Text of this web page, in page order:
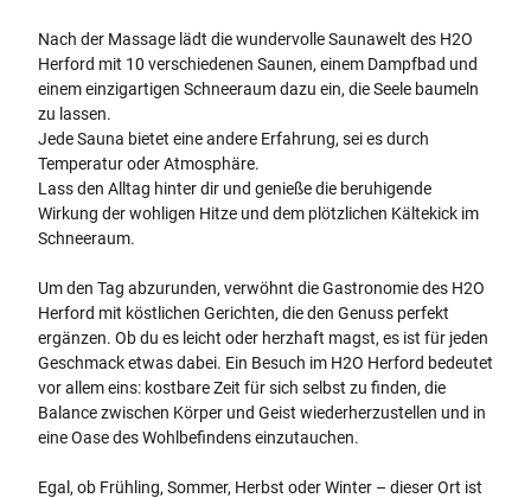
Nach der Massage lädt die wundervolle Saunawelt des H2O
Herford mit 10 verschiedenen Saunen, einem Dampfbad und
einem einzigartigen Schneeraum dazu ein, die Seele baumeln
zu lassen.
Jede Sauna bietet eine andere Erfahrung, sei es durch
Temperatur oder Atmosphäre.
Lass den Alltag hinter dir und genieße die beruhigende
Wirkung der wohligen Hitze und dem plötzlichen Kältekick im
Schneeraum.
Um den Tag abzurunden, verwöhnt die Gastronomie des H2O
Herford mit köstlichen Gerichten, die den Genuss perfekt
ergänzen. Ob du es leicht oder herzhaft magst, es ist für jeden
Geschmack etwas dabei. Ein Besuch im H2O Herford bedeutet
vor allem eins: kostbare Zeit für sich selbst zu finden, die
Balance zwischen Körper und Geist wiederherzustellen und in
eine Oase des Wohlbefindens einzutauchen.
Egal, ob Frühling, Sommer, Herbst oder Winter – dieser Ort ist